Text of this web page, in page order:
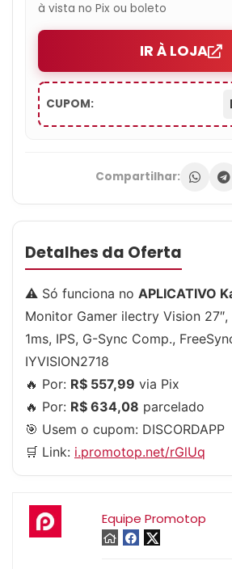
à vista no Pix ou boleto
IR À LOJA
CUPOM:
Compartilhar:
Detalhes da Oferta
⚠️ Só funciona no APLICATIVO
Monitor Gamer ilectry Vision 27″,
1ms, IPS, G-Sync Comp.,
IYVISION2718
🔥 Por: R$ 557,99 via Pix
🔥 Por: R$ 634,08 parcelado
🎯 Usem o cupom: DISCORDAPP
🛒 Link: i.promotop.net/rGlUq
Equipe Promotop